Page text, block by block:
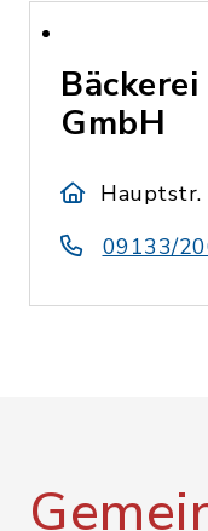
GmbH
Hauptstr.
09133/